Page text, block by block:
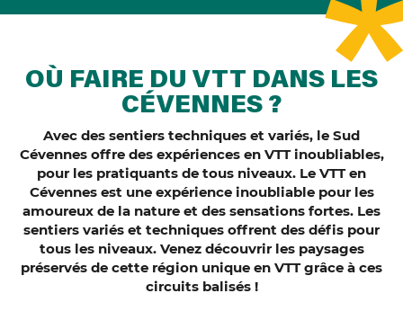
OÙ FAIRE DU VTT DANS LES
CÉVENNES ?
Avec des sentiers techniques et variés, le Sud
Cévennes offre des expériences en VTT inoubliables,
pour les pratiquants de tous niveaux. Le VTT en
Cévennes est une expérience inoubliable pour les
amoureux de la nature et des sensations fortes. Les
sentiers variés et techniques offrent des défis pour
tous les niveaux. Venez découvrir les paysages
préservés de cette région unique en VTT grâce à ces
circuits balisés !